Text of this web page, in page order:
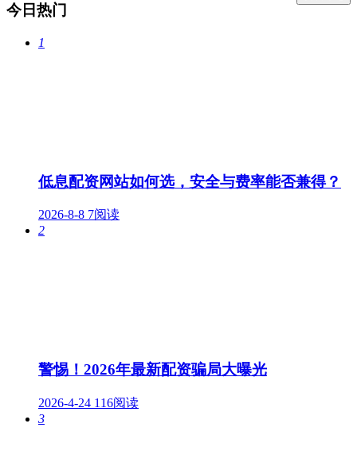
今日热门
1
低息配资网站如何选，安全与费率能否兼得？
2026-8-8 7阅读
2
警惕！2026年最新配资骗局大曝光
2026-4-24 116阅读
3